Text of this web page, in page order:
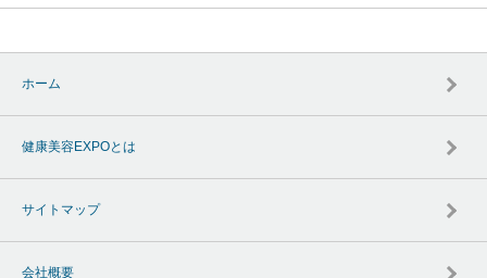
ホーム
健康美容EXPOとは
サイトマップ
会社概要